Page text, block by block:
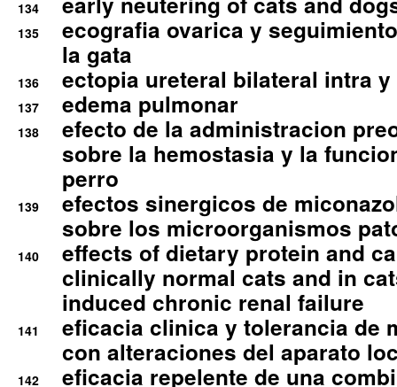
134
135
ecografia ovarica y
la gata
136 ectopia ureteral bilateral intra
137 edema pulmonar
138
efecto de la administracion
sobre la hemostasia y la
perro
139
efectos sinergicos de
sobre los microorganismos
140
effects of dietary protein and
clinically normal cats and in
induced chronic renal failure
141
eficacia clinica y tolerancia de
con alteraciones del aparato
142
eficacia repelente de una